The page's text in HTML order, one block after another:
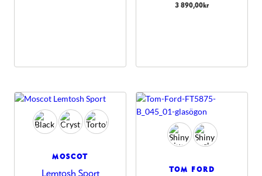
3 890,00kr
MOSCOT
Lemtosh Sport TOM FORD